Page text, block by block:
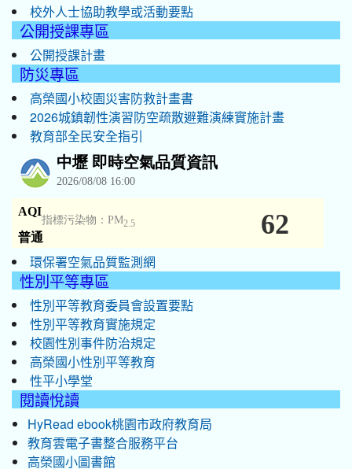
校外人士協助教學或活動要點
公開授課專區
公開授課計畫
防災專區
高榮國小校園災害防救計畫書
2026城鎮韌性演習防空疏散避難演練實施計畫
教育部全民安全指引
環保署空氣品質監測網
性別平等專區
性別平等教育委員會設置要點
性別平等教育實施規定
校園性別事件防治規定
高榮國小性別平等教育
性平小學堂
閱讀悅讀
HyRead ebook桃園市政府教育局
教育雲電子書整合服務平台
高榮國小圖書館